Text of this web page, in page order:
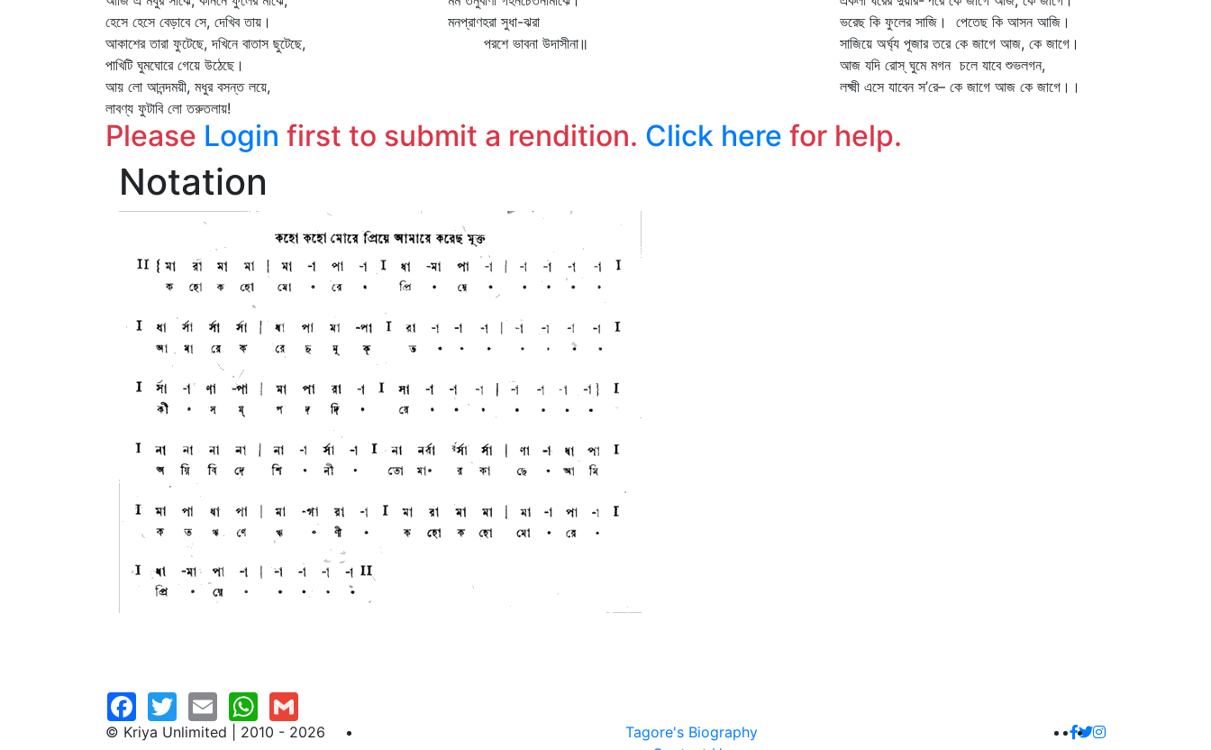
হেসে হেসে বেড়াবে সে, দেখিব তায়।
আকাশের তারা ফুটেছে, দখিনে বাতাস ছুটেছে,
পাখিটি ঘুমঘোরে গেয়ে উঠেছে।
আয় লো আনন্দময়ী, মধুর বসন্ত লয়ে,
লাবণ্য ফুটাবি লো তরুতলায়!
মনপ্রাণহরা সুধা-ঝরা
পরশে ভাবনা উদাসীনা॥
ভরেছ কি ফুলের সাজি। পেতেছ কি আসন আজি।
সাজিয়ে অর্ঘ্য পূজার তরে কে জাগে আজ, কে জাগে।
আজ যদি রোস্‌ ঘুমে মগন চলে যাবে শুভলগন,
লক্ষ্মী এসে যাবেন স’রে– কে জাগে আজ কে জাগে।।
Please Login first to submit a rendition. Click here for help.
Notation
© Kriya Unlimited | 2010 - 2026
Tagore's Biography